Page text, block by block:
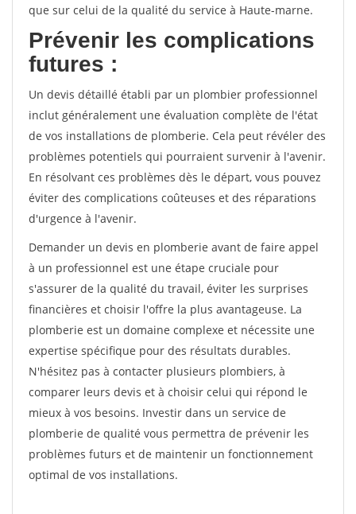
que sur celui de la qualité du service à Haute-marne.
Prévenir les complications
futures :
Un devis détaillé établi par un plombier professionnel
inclut généralement une évaluation complète de l'état
de vos installations de plomberie. Cela peut révéler des
problèmes potentiels qui pourraient survenir à l'avenir.
En résolvant ces problèmes dès le départ, vous pouvez
éviter des complications coûteuses et des réparations
d'urgence à l'avenir.
Demander un devis en plomberie avant de faire appel
à un professionnel est une étape cruciale pour
s'assurer de la qualité du travail, éviter les surprises
financières et choisir l'offre la plus avantageuse. La
plomberie est un domaine complexe et nécessite une
expertise spécifique pour des résultats durables.
N'hésitez pas à contacter plusieurs plombiers, à
comparer leurs devis et à choisir celui qui répond le
mieux à vos besoins. Investir dans un service de
plomberie de qualité vous permettra de prévenir les
problèmes futurs et de maintenir un fonctionnement
optimal de vos installations.